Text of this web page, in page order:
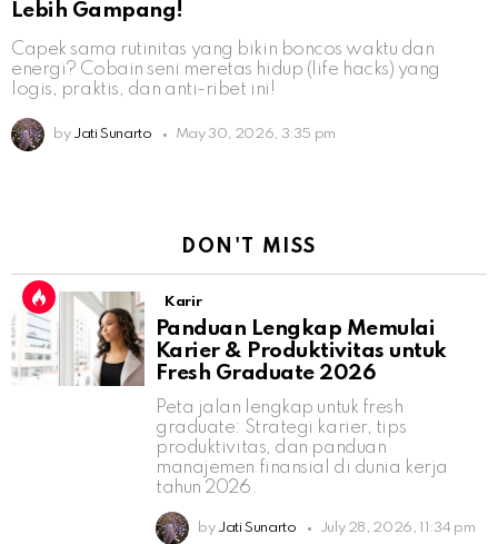
Lebih Gampang!
Capek sama rutinitas yang bikin boncos waktu dan
energi? Cobain seni meretas hidup (life hacks) yang
logis, praktis, dan anti-ribet ini!
by Jati Sunarto May 30, 2026, 3:35 pm
DON'T MISS
Karir
Panduan Lengkap Memulai
Karier & Produktivitas untuk
Fresh Graduate 2026
Peta jalan lengkap untuk fresh
graduate: Strategi karier, tips
produktivitas, dan panduan
manajemen finansial di dunia kerja
tahun 2026.
by Jati Sunarto July 28, 2026, 11:34 pm